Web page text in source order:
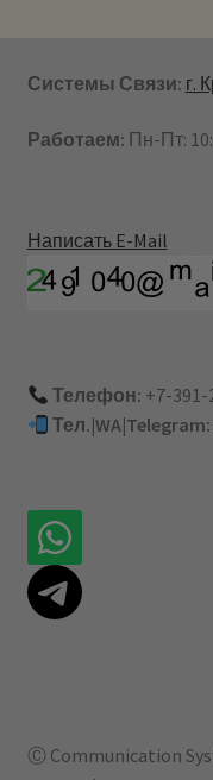
Системы Связи: г.
Работаем: Пн-Пт:
Написать E-Mail
Телефон: +7-391-
Тел.|WA|Telegram:
Ⓒ Communication